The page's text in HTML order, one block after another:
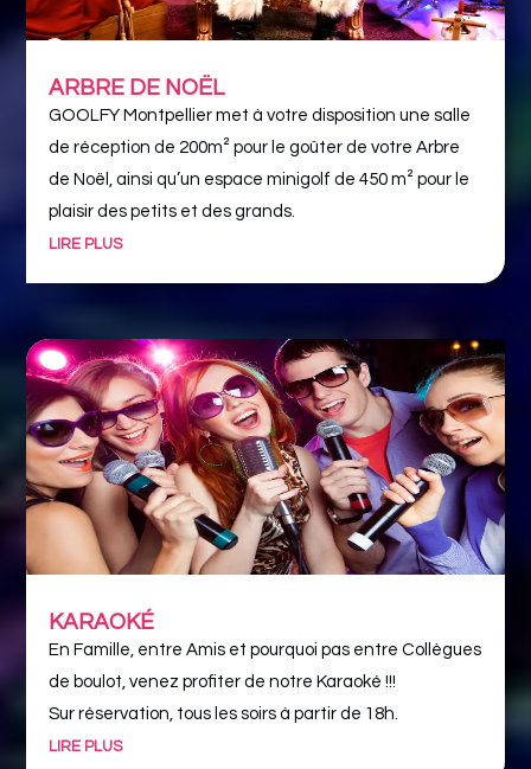
ARBRE DE NOËL
GOOLFY Montpellier met à votre disposition une salle
de réception de 200m² pour le goûter de votre Arbre
de Noël, ainsi qu’un espace minigolf de 450 m² pour le
plaisir des petits et des grands.
LIRE PLUS
KARAOKÉ
En Famille, entre Amis et pourquoi pas entre Collègues
de boulot, venez profiter de notre Karaoké !!!
Sur réservation, tous les soirs à partir de 18h.
LIRE PLUS